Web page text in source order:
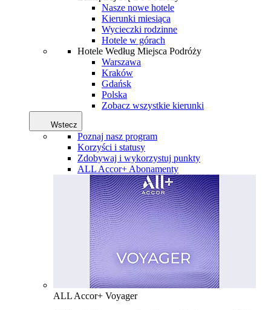
Nasze nowe hotele
Kierunki miesiąca
Wycieczki rodzinne
Hotele w górach
Hotele Według Miejsca Podróży
Warszawa
Kraków
Gdańsk
Polska
Zobacz wszystkie kierunki
Wstecz
Poznaj nasz program
Korzyści i statusy
Zdobywaj i wykorzystuj punkty
ALL Accor+ Abonamenty
ALL Accor+ Voyager